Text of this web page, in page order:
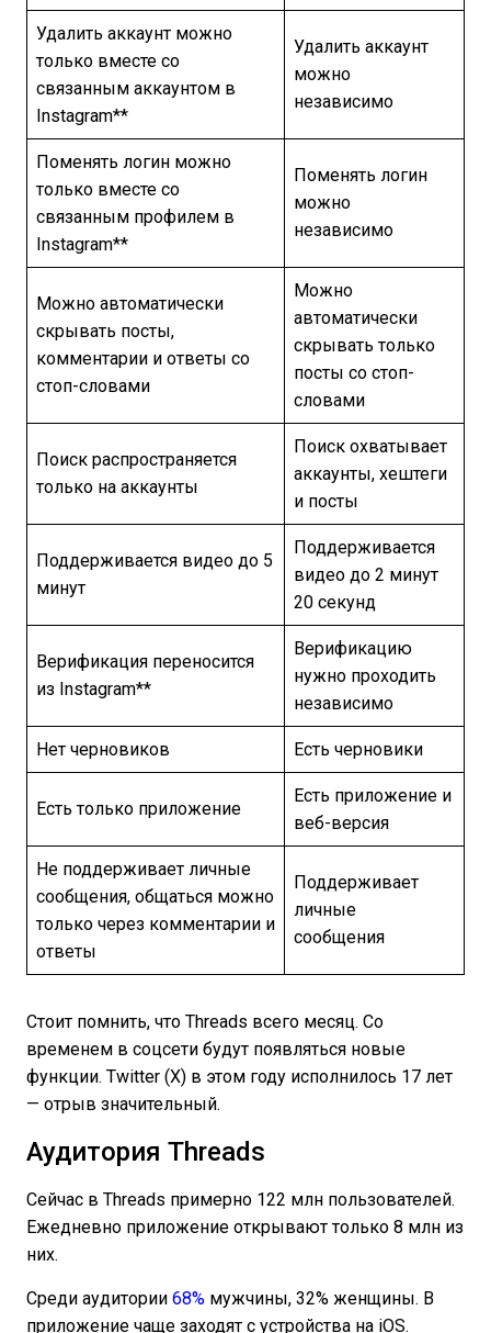
Удалить аккаунт можно
только вместе со
связанным аккаунтом в
Instagram**
Удалить аккаунт
можно
независимо
Поменять логин можно
только вместе со
связанным профилем в
Instagram**
Поменять логин
можно
независимо
Можно автоматически
скрывать посты,
комментарии и ответы со
стоп-словами
Можно
автоматически
скрывать только
посты со стоп-
словами
Поиск распространяется
только на аккаунты
Поиск охватывает
аккаунты, хештеги
и посты
Поддерживается видео до 5
минут
Поддерживается
видео до 2 минут
20 секунд
Верификация переносится
из Instagram**
Верификацию
нужно проходить
независимо
Нет черновиков Есть черновики
Есть только приложение
Есть приложение и
веб-версия
Не поддерживает личные
сообщения, общаться можно
только через комментарии и
ответы
Поддерживает
личные
сообщения
Стоит помнить, что Threads всего месяц. Со
временем в соцсети будут появляться новые
функции. Twitter (X) в этом году исполнилось 17 лет
— отрыв значительный.
Аудитория Threads
Сейчас в Threads примерно 122 млн пользователей.
Ежедневно приложение открывают только 8 млн из
них.
Среди аудитории 68% мужчины, 32% женщины. В
приложение чаще заходят с устройства на iOS.